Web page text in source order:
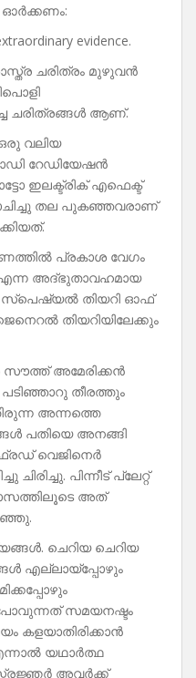
evidence.
ചരിത്രം മുഴുവൻ
ചരിത്രങ്ങൾ ആണ്.
വലിയ
റേഡിയേഷൻ
ഇലക്ട്രിക് എഫെക്ട്
തല പുകഞ്ഞവരാണ്
പ്രകാശ വേഗം
അദ്‌ഭുതാവഹമായ
സ്‌പെഷ്യൽ തിയറി ഓഫ്
ജെനെറൽ തിയറിയിലേക്കും
അമേരിക്കൻ
തീരത്തും
അന്നത്തെ
പതിയെ അനങ്ങി
വെജിനെർ
പിന്നീട് പ്ലേറ്റ്
അത്
ചെറിയ ചെറിയ
എല്ലായ്‌പ്പോഴും
സമയനഷ്ടം
കളയാതിരിക്കാൻ
യഥാർത്ഥ
അവർക്ക്